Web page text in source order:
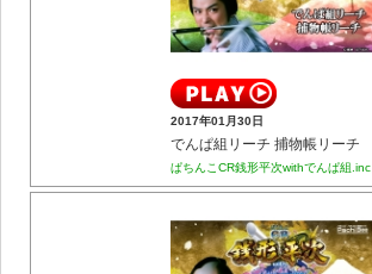
2017年01月30日
でんぱ組リーチ 捕物帳リーチ
ぱちんこCR銭形平次withでんぱ組.inc